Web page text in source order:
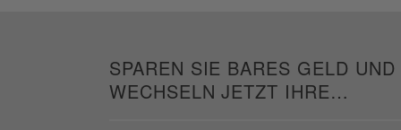
SPAREN SIE BARES GELD UND
WECHSELN JETZT IHRE